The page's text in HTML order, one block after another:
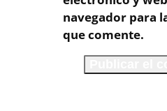
navegador para
que comente.